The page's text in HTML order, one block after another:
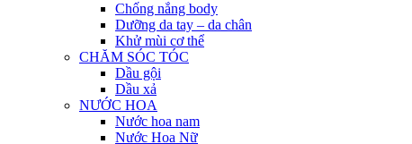
Chống nắng body
Dưỡng da tay – da chân
Khử mùi cơ thể
CHĂM SÓC TÓC
Dầu gội
Dầu xả
NƯỚC HOA
Nước hoa nam
Nước Hoa Nữ